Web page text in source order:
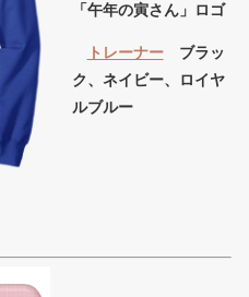
「午年の寅さん」ロゴ
トレーナーブラッ
ク、ネイビー、ロイヤ
ルブルー